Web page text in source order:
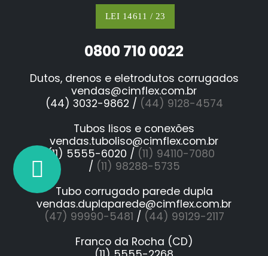
LEI 14611 / 23
0800 710 0022
Dutos, drenos e eletrodutos corrugados
vendas@cimflex.com.br
(44) 3032-9862 / (44) 9128-4574
Tubos lisos e conexões
vendas.tuboliso@cimflex.com.br
(11) 5555-6020 / (11) 94110-7080
/ (11) 98288-5735
Tubo corrugado parede dupla
vendas.duplaparede@cimflex.com.br
(47) 99990-5481 / (44) 99129-2117
Franco da Rocha (CD)